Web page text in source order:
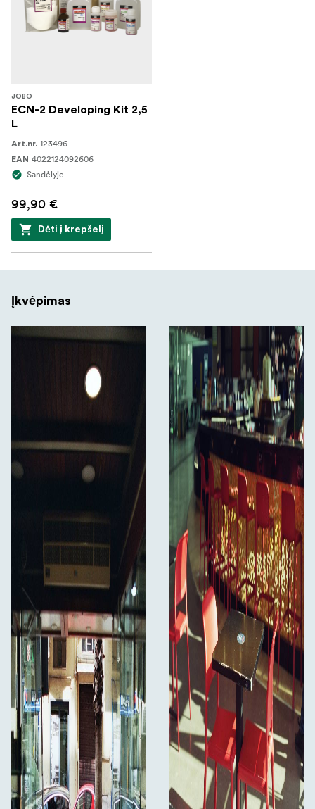
JOBO
ECN-2 Developing Kit 2,5
L
Art.nr. 123496
EAN 4022124092606
Sandėlyje
99,90 €
Dėti į krepšelį
Įkvėpimas